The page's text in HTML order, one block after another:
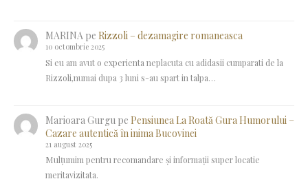
MARINApe Rizzoli – dezamagire romaneasca
10 octombrie 2025
Si eu am avut o experienta neplacuta cu adidasii cumparati de la
Rizzoli,numai dupa 3 luni s-au spart in talpa…
Marioara Gurgu pe Pensiunea La Roată Gura Humorului –
Cazare autentică în inima Bucovinei
21 august 2025
Mulțumim pentru recomandare și informații super locatie
meritavizitata.